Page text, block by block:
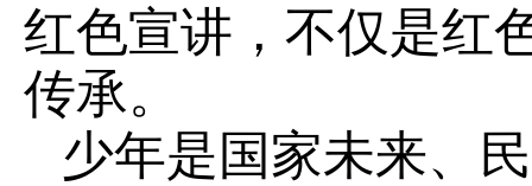
红色宣讲，不仅是红
传承。
少年是国家未来、